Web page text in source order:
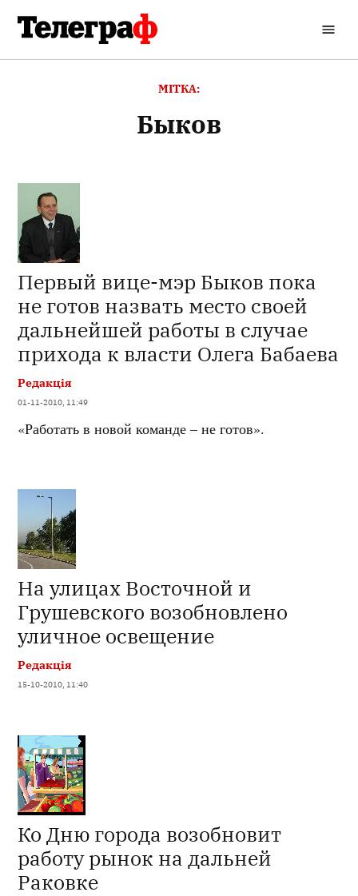
вмісту
Телеграф
МІТКА:
Быков
Первый вице-мэр Быков пока
не готов назвать место своей
дальнейшей работы в случае
прихода к власти Олега Бабаева
Редакція
01-11-2010, 11:49
«Работать в новой команде – не готов».
На улицах Восточной и
Грушевского возобновлено
уличное освещение
Редакція
15-10-2010, 11:40
Ко Дню города возобновит
работу рынок на дальней
Раковке